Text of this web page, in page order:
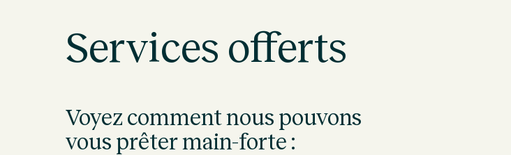
Services offerts
Voyez comment nous pouvons
vous prêter main-forte :